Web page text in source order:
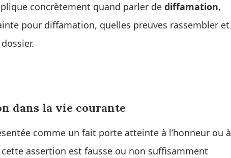
concrètement quand parler de diffamation,
pour diffamation, quelles preuves rassembler et
dans la vie courante
comme un fait porte atteinte à l’honneur ou à
assertion est fausse ou non suffisamment